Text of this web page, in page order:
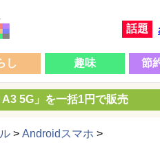
話題
し 趣味 節
5G」を一括1円で販売
> Androidスマホ >